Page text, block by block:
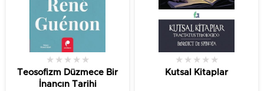
Teosofizm Düzmece Bir
İnancın Tarihi
★ ★ ★ ★ ★
Kutsal Kitaplar
★ ★ ★ ★ ★